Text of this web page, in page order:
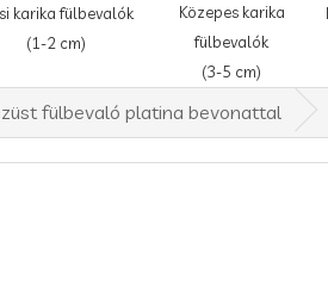
karika fülbevalók
(1-2 cm)
Közepes karika
fülbevalók
(3-5 cm)
fülbevaló platina bevonattal